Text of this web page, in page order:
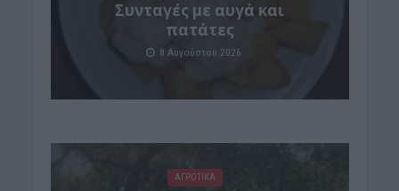
Συνταγές με αυγά και
πατάτες
8 Αυγούστου 2026
ΑΓΡΟΤΙΚΑ